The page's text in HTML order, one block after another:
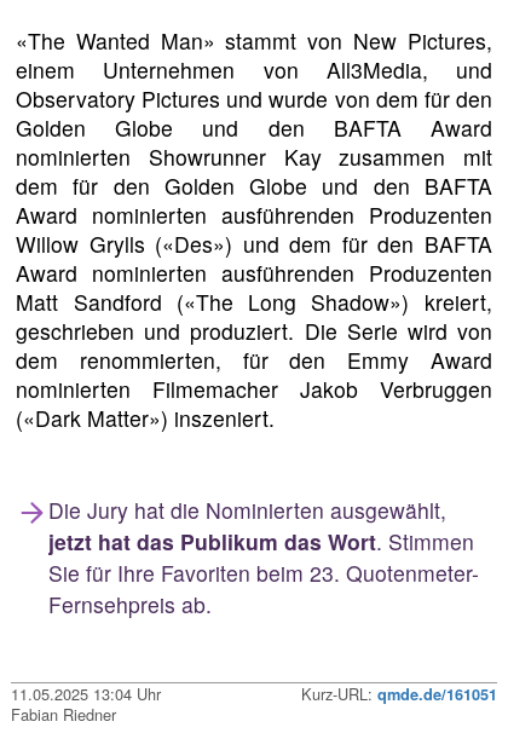
«The Wanted Man» stammt von New Pictures,
einem Unternehmen von All3Media, und
Observatory Pictures und wurde von dem für den
Golden Globe und den BAFTA Award
nominierten Showrunner Kay zusammen mit
dem für den Golden Globe und den BAFTA
Award nominierten ausführenden Produzenten
Willow Grylls («Des») und dem für den BAFTA
Award nominierten ausführenden Produzenten
Matt Sandford («The Long Shadow») kreiert,
geschrieben und produziert. Die Serie wird von
dem renommierten, für den Emmy Award
nominierten Filmemacher Jakob Verbruggen
(«Dark Matter») inszeniert.
Die Jury hat die Nominierten ausgewählt,
jetzt hat das Publikum das Wort. Stimmen
Sie für Ihre Favoriten beim 23. Quotenmeter-
Fernsehpreis ab.
11.05.2025 13:04 Uhr Kurz-URL: qmde.de/161051
Fabian Riedner